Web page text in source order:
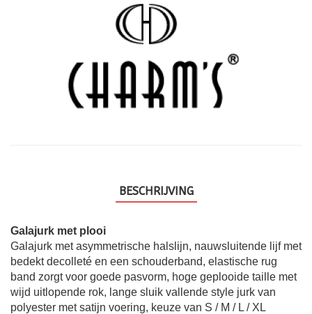
BESCHRIJVING
Galajurk met plooi
Galajurk met asymmetrische halslijn, nauwsluitende lijf met
bedekt decolleté en een schouderband, elastische rug
band zorgt voor goede pasvorm, hoge geplooide taille met
wijd uitlopende rok, lange sluik vallende style jurk van
polyester met satijn voering, keuze van S / M / L / XL